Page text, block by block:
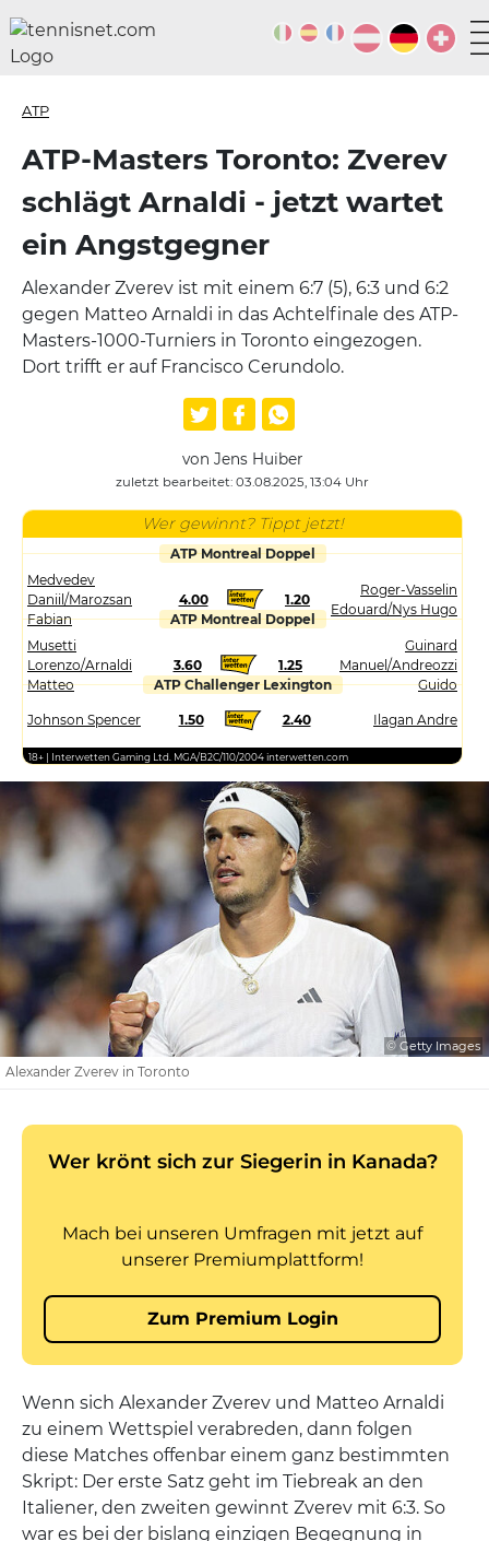
ATP
ATP-Masters Toronto: Zverev
schlägt Arnaldi - jetzt wartet
ein Angstgegner
Alexander Zverev ist mit einem 6:7 (5), 6:3 und 6:2
gegen Matteo Arnaldi in das Achtelfinale des ATP-
Masters-1000-Turniers in Toronto eingezogen.
Dort trifft er auf Francisco Cerundolo.
von Jens Huiber
zuletzt bearbeitet: 03.08.2025, 13:04 Uhr
Wer gewinnt? Tippt jetzt!
ATP Montreal Doppel
Medvedev
Daniil/Marozsan
Fabian
4.00 1.20
Roger-Vasselin
Edouard/Nys Hugo
ATP Montreal Doppel
Musetti
Lorenzo/Arnaldi
Matteo
3.60 1.25
Guinard
Manuel/Andreozzi
Guido
ATP Challenger Lexington
Johnson Spencer 1.50 2.40 Ilagan Andre
18+ | Interwetten Gaming Ltd. MGA/B2C/110/2004 interwetten.com
© Getty Images
Alexander Zverev in Toronto
Wenn sich Alexander Zverev und Matteo Arnaldi
zu einem Wettspiel verabreden, dann folgen
diese Matches offenbar einem ganz bestimmten
Skript: Der erste Satz geht im Tiebreak an den
Italiener, den zweiten gewinnt Zverev mit 6:3. So
war es bei der bislang einzigen Begegnung in